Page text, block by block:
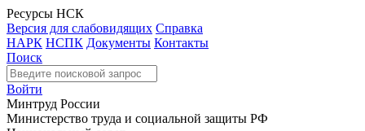
Ресурсы НСК
Версия для слабовидящих Справка
НАРК НСПК Документы Контакты
Поиск
Войти
Минтруд России
Министерство труда и социальной защиты РФ